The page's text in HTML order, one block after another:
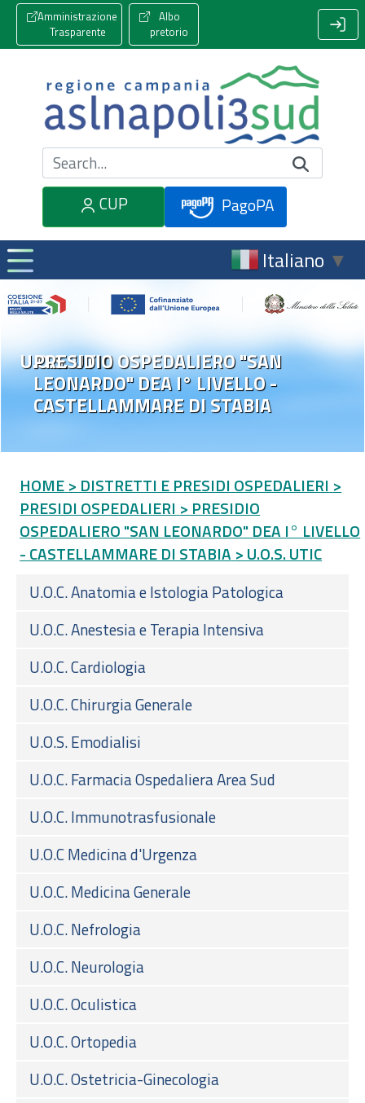
Amministrazione
Trasparente
Albo
pretorio
Cerca nel sito
CUP
PagoPA
Italiano ▼
U.O.S. UTIC
PRESIDIO OSPEDALIERO "SAN
LEONARDO" DEA I° LIVELLO -
CASTELLAMMARE DI STABIA
HOME > DISTRETTI E PRESIDI OSPEDALIERI >
PRESIDI OSPEDALIERI > PRESIDIO
OSPEDALIERO "SAN LEONARDO" DEA I° LIVELLO
- CASTELLAMMARE DI STABIA > U.O.S. UTIC
U.O.C. Anatomia e Istologia Patologica
U.O.C. Anestesia e Terapia Intensiva
U.O.C. Cardiologia
U.O.C. Chirurgia Generale
U.O.S. Emodialisi
U.O.C. Farmacia Ospedaliera Area Sud
U.O.C. Immunotrasfusionale
U.O.C Medicina d'Urgenza
U.O.C. Medicina Generale
U.O.C. Nefrologia
U.O.C. Neurologia
U.O.C. Oculistica
U.O.C. Ortopedia
U.O.C. Ostetricia-Ginecologia